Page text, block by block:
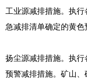
工业源减排措施。执
急减排清单确定的黄色
扬尘源减排措施。执
预警减排措施。矿山